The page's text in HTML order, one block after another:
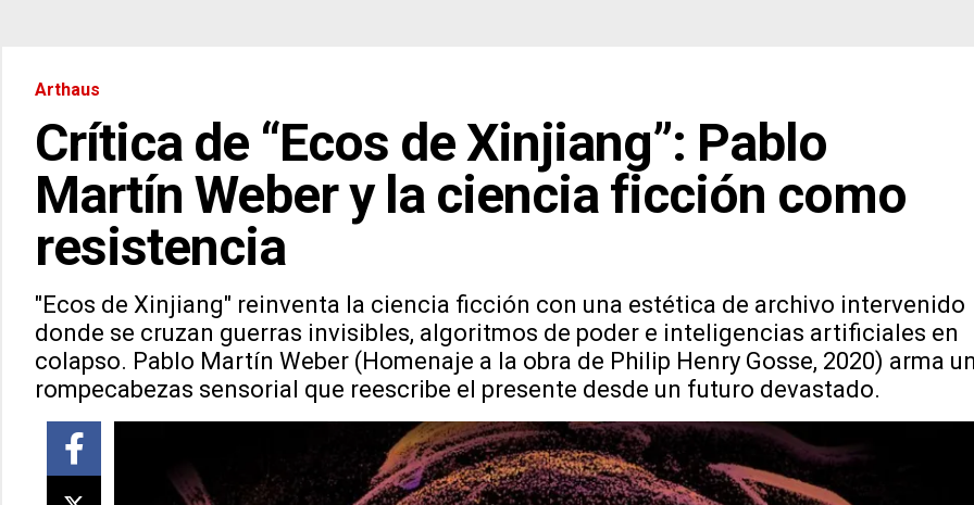
Arthaus
Crítica de “Ecos de Xinjiang”: Pablo
Martín Weber y la ciencia ficción como
resistencia
"Ecos de Xinjiang" reinventa la ciencia ficción con una estética de archivo intervenido
donde se cruzan guerras invisibles, algoritmos de poder e inteligencias artificiales en
colapso. Pablo Martín Weber (Homenaje a la obra de Philip Henry Gosse, 2020) arma
rompecabezas sensorial que reescribe el presente desde un futuro devastado.